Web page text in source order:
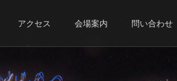
アクセス 会場案内 問い合わせ